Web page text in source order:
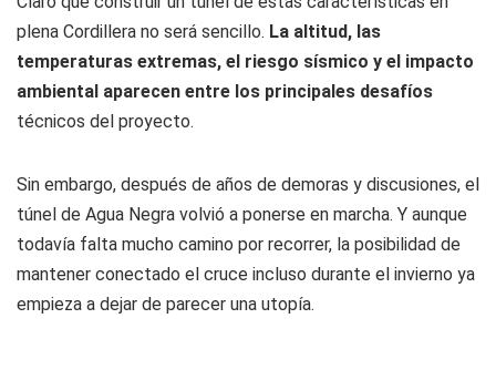
plena Cordillera no será sencillo. La altitud, las
temperaturas extremas, el riesgo sísmico y el impacto
ambiental aparecen entre los principales desafíos
técnicos del proyecto.
Sin embargo, después de años de demoras y discusiones, el
túnel de Agua Negra volvió a ponerse en marcha. Y aunque
todavía falta mucho camino por recorrer, la posibilidad de
mantener conectado el cruce incluso durante el invierno ya
empieza a dejar de parecer una utopía.